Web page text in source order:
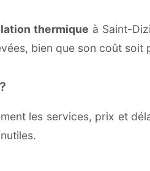
thermique à Saint-
bien que son coût soit
les services, prix et